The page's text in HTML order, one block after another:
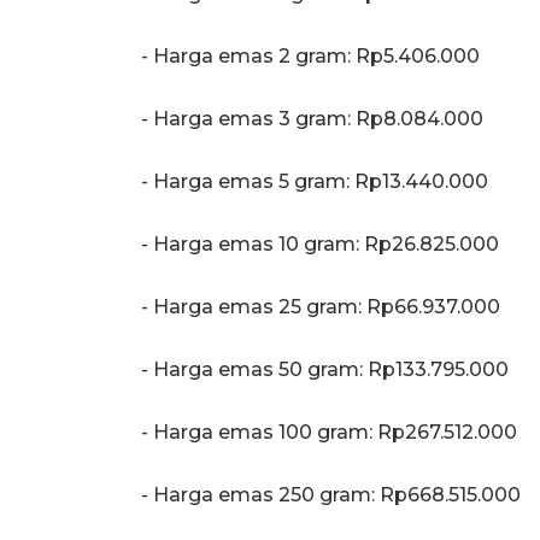
‎- Harga emas 2 gram: Rp5.406.000
‎- Harga emas 3 gram: Rp8.084.000
‎- Harga emas 5 gram: Rp13.440.000
‎- Harga emas 10 gram: Rp26.825.000
‎- Harga emas 25 gram: Rp66.937.000
‎- Harga emas 50 gram: Rp133.795.000
‎- Harga emas 100 gram: Rp267.512.000
‎- Harga emas 250 gram: Rp668.515.000